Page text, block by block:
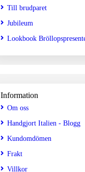
Till brudparet
Jubileum
Lookbook
Information
Om oss
Handgjort Italien - Blogg
Kundomdömen
Frakt
Villkor